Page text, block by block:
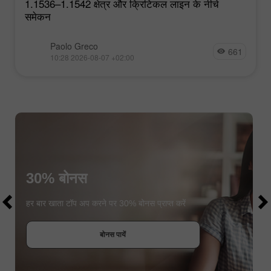
1.1536–1.1542 क्षेत्र और क्रिटिकल लाइन के नीचे
समेकन
Paolo Greco
10:28 2026-08-07 +02:00 661
30% बोनस
हर बार खाता टॉप अप करने पर 30% बोनस प्राप्त करें
बोनस पायें